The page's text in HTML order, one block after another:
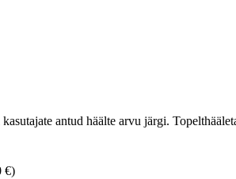
antud häälte arvu järgi.
€)